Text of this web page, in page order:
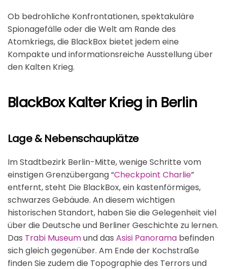
Ob bedrohliche Konfrontationen, spektakuläre
Spionagefälle oder die Welt am Rande des
Atomkriegs, die BlackBox bietet jedem eine
Kompakte und informationsreiche Ausstellung über
den Kalten Krieg.
BlackBox Kalter Krieg in Berlin
Lage & Nebenschauplätze
Im Stadtbezirk Berlin-Mitte, wenige Schritte vom
einstigen Grenzübergang “Checkpoint Charlie”
entfernt, steht Die BlackBox, ein kastenförmiges,
schwarzes Gebäude. An diesem wichtigen
historischen Standort, haben Sie die Gelegenheit viel
über die Deutsche und Berliner Geschichte zu lernen.
Das Trabi Museumund das Asisi Panorama befinden
sich gleich gegenüber. Am Ende der Kochstraße
finden Sie zudem die Topographie des Terrors und